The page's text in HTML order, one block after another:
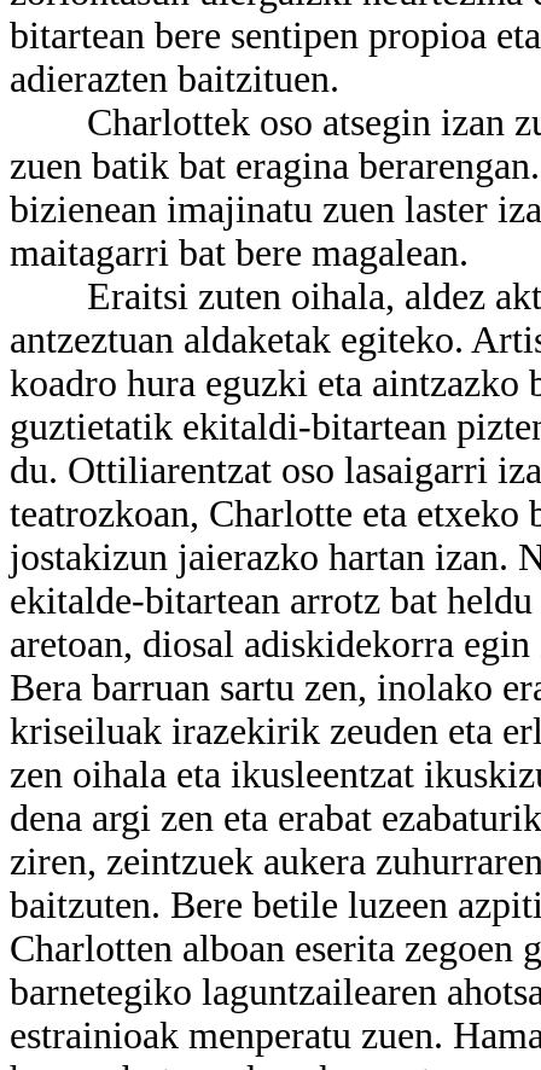
bitartean bere sentipen propioa
adierazten baitzituen.
Charlottek oso atsegin izan
zuen batik bat eragina
bizienean imajinatu zuen laster
maitagarri bat bere magalean.
Eraitsi zuten oihala, aldez
antzeztuan aldaketak egiteko.
koadro hura eguzki eta aintzazko
guztietatik ekitaldi-bitartean
du. Ottiliarentzat oso lasaigarri
teatrozkoan, Charlotte eta etxeko
jostakizun jaierazko hartan izan.
ekitalde-bitartean arrotz bat
aretoan, diosal adiskidekorra
Bera barruan sartu zen, inolako
kriseiluak irazekirik zeuden eta
zen oihala eta ikusleentzat
dena argi zen eta erabat
ziren, zeintzuek aukera
baitzuten. Bere betile luzeen
Charlotten alboan eserita zegoen
barnetegiko laguntzailearen
estrainioak menperatu zuen.